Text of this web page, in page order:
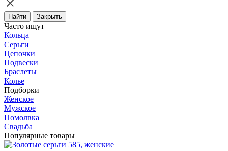
Найти Закрыть
Часто ищут
Кольца
Серьги
Цепочки
Подвески
Браслеты
Колье
Подборки
Женское
Мужское
Помолвка
Свадьба
Популярные товары